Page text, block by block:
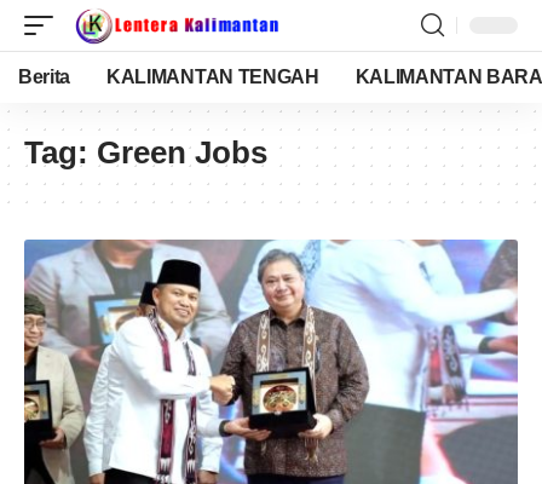
Berita KALIMANTAN TENGAH KALIMANTAN
Tag: Green Jobs